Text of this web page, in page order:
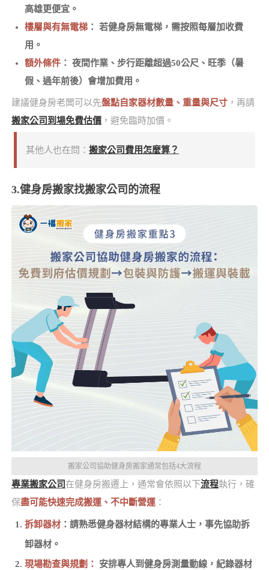
高雄更便宜。
樓層與有無電梯： 若健身房無電梯，需按照每層加收費
用。
額外條件： 夜間作業、步行距離超過50公尺、旺季（暑
假、過年前後）會增加費用。
建議健身房老闆可以先盤點自家器材數量、重量與尺寸，再請
搬家公司到場免費估價，避免臨時加價。
其他人也在問：搬家公司費用怎麼算？
3.健身房搬家找搬家公司的流程
搬家公司協助健身房搬家通常包括4大流程
專業搬家公司 在健身房搬遷上，通常會依照以下流程執行，確
保盡可能快速完成搬運、不中斷營運：
拆卸器材：請熟悉健身器材結構的專業人士，事先協助拆
卸器材。
現場勘查與規劃： 安排專人到健身房測量動線，紀錄器材